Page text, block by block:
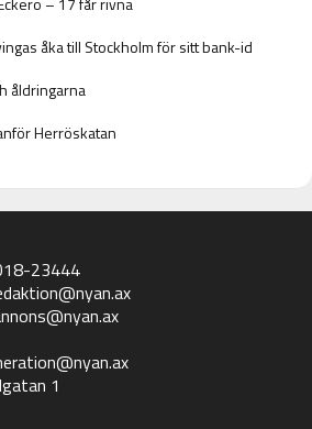
åka till Stockholm för sitt bank-id
åldringarna
Herröskatan
23444
1